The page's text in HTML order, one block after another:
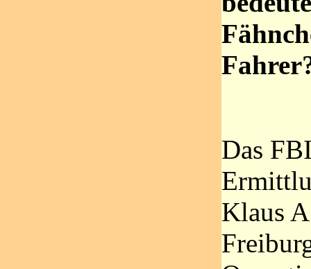
Das
Klaus